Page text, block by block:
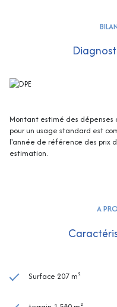
Enfin, de vastes terrasses
Vous bénéficierez d'une vue
aussi de l'arrière de la
disponibles sur le site
Montant estimé des
pour un usage standard est
l'année de référence des prix
estimation.
A
Surface 207 m²